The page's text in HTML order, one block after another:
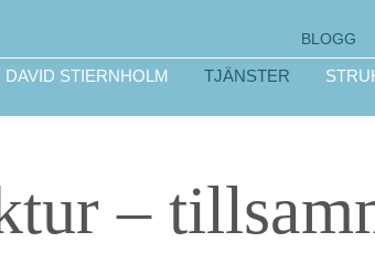
DAVID STIERNHOLM TJÄNSTER
BLOGG
–